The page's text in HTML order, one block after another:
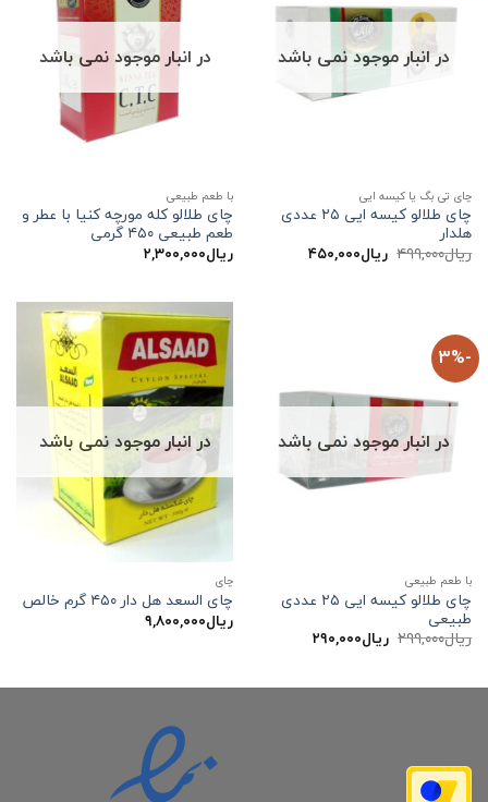
در انبار موجود نمی باشد
چای تی بگ یا کیسه ایی
چای طلالو کیسه ایی ۲۵ عددی
هلدار
ریال۴۹۹,۰۰۰ قیمت
اصلی:
ریال۴۵۰,۰۰۰قیمت
فعلی:
در انبار موجود نمی باشد
با طعم طبیعی
چای طلالو کله مورچه کنیا با عطر و
طعم طبیعی ۴۵۰ گرمی
ریال۲,۳۰۰,۰۰۰
-3%
در انبار موجود نمی باشد
با طعم طبیعی
چای طلالو کیسه ایی ۲۵ عددی
طبیعی
ریال۲۹۹,۰۰۰ قیمت
اصلی:
ریال۲۹۰,۰۰۰قیمت
فعلی:
در انبار موجود نمی باشد
چاي
چای السعد هل دار ۴۵۰ گرم خالص
ریال۹,۸۰۰,۰۰۰